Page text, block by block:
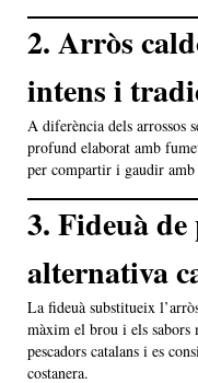
2. Arròs
intens i
A diferència dels arrossos
profund elaborat amb
per compartir i gaudir
3. Fideuà
alternativa
La fideuà substitueix
màxim el brou i els sabors
pescadors catalans i es
costanera.